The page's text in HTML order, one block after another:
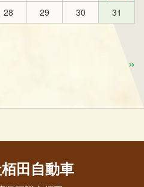
28 29 30 31
»
田自動車